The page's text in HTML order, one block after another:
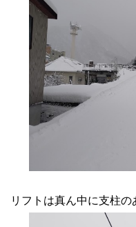
リフトは真ん中に支柱の